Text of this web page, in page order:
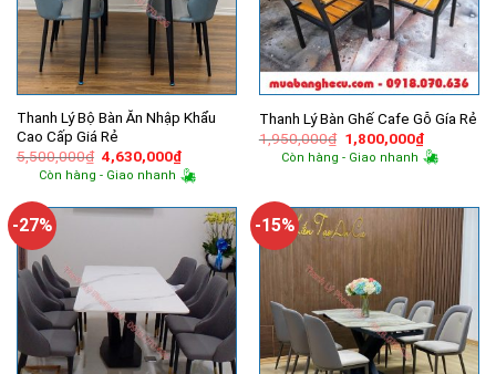
Thanh Lý Bộ Bàn Ăn Nhập Khẩu
Cao Cấp Giá Rẻ
5,500,000₫ Giá
gốc
là:
4,630,000₫Giá
hiện
tại
4,630,000₫.
Còn hàng - Giao nhanh
Thanh Lý Bàn Ghế Cafe Gỗ Gía Rẻ
1,950,000₫ Giá
gốc
là:
1,800,000₫Giá
hiện
tại
Còn hàng - Giao nhanh
-27% -15%